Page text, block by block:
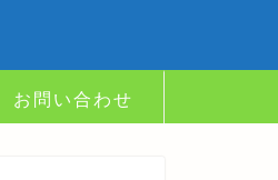
お問い合わせ